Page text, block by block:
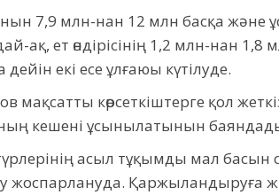
7,9 млн-нан 12 млн басқа және
ақ, ет өндірісінің 1,2 млн-нан 1,8
екі есе ұлғаюы күтілуде.
көрсеткіштерге қол
кешені ұсынылатынын
асыл тұқымды мал басын
жоспарлануда. Қаржыландыруға